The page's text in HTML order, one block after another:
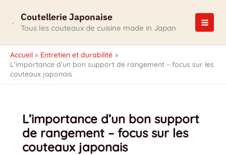
contenu
Coutellerie Japonaise
Tous les couteaux de cuisine made in Japan
Accueil
Entretien et durabilité
L’importance d’un bon support de rangement – focus sur les
couteaux japonais
L’importance d’un bon support
de rangement – focus sur les
couteaux japonais